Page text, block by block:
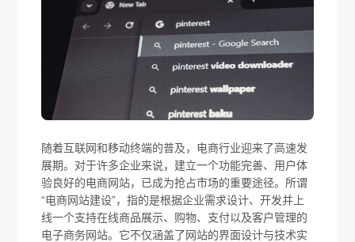
随着互联网和移动终端的普及，电商行业迎来了高速发
展期。对于许多企业来说，建立一个功能完善、用户体
验良好的电商网站，已成为抢占市场的重要途径。所谓
“电商网站建设”，指的是根据企业需求设计、开发并上
线一个支持在线商品展示、购物、支付以及客户管理的
电子商务网站。它不仅涵盖了网站的界面设计与技术实